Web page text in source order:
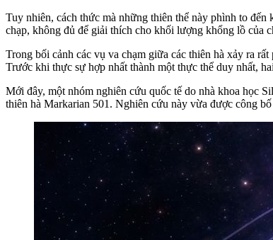
Tuy nhiên, cách thức mà những thiên thể này phình to
chạp, không đủ để giải thích cho khối lượng khổng lồ của
Trong bối cảnh các vụ va chạm giữa các thiên hà xảy ra
Trước khi thực sự hợp nhất thành một thực thể duy nhất,
Mới đây, một nhóm nghiên cứu quốc tế do nhà khoa học
thiên hà Markarian 501. Nghiên cứu này vừa được công